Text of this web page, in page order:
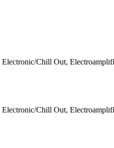
Electronic/Chill Out,
Electronic/Chill Out,